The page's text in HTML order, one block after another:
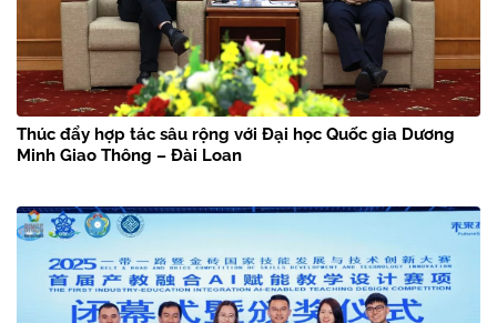
Thúc đẩy hợp tác sâu rộng với Đại học Quốc gia Dương
Minh Giao Thông – Đài Loan